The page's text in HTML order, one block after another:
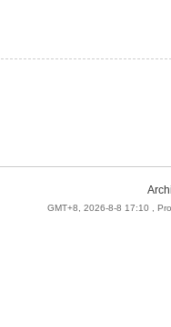
GMT+8, 2026-8-8 17:10 ,